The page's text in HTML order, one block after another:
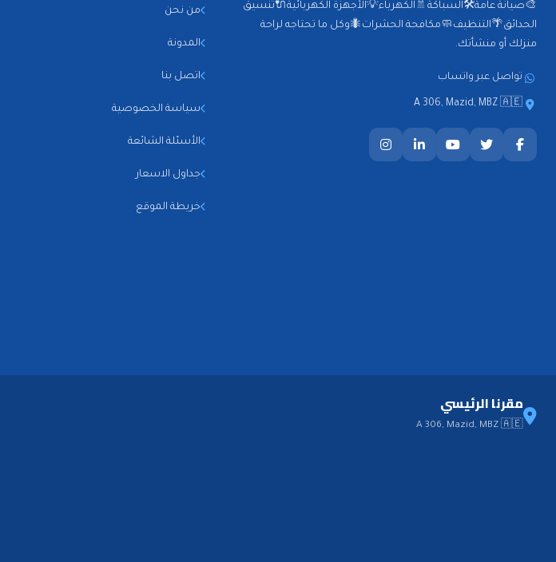
🎨صيانة عامة🛠️السباكة🚿الكهرباء💡الأجهزة الكهربائية🔌تنسيق
الحدائق🌴التنظيف🧼مكافحة الحشرات🐜وكل ما تحتاجه لراحة
منزلك أو منشأتك.
تواصل عبر واتساب
A 306, Mazid, MBZ 🇦🇪
من نحن
المدونة
اتصل بنا
سياسة الخصوصية
الأسئلة الشائعة
جداول الاسعار
خريطة الموقع
مقرنا الرئيسي
A 306, Mazid, MBZ 🇦🇪